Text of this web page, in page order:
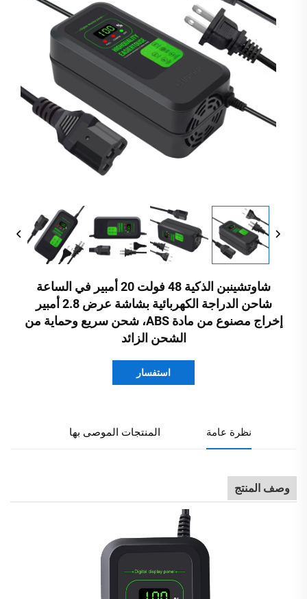
شاوتشينبن الذكية 48 فولت 20 أمبير في الساعة
شاحن الدراجة الكهربائية بشاشة عرض 2.8 أمبير
إخراج مصنوع من مادة ABS، شحن سريع وحماية من
الشحن الزائد
استفسار
نظرة عامة المنتجات الموصى بها
وصف المنتج